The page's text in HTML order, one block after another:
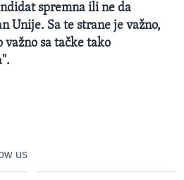
spremna ili ne da
Unije. Sa te strane je važno,
sa tačke tako
us